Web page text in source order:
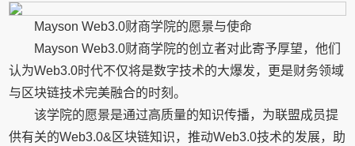
Mayson Web3.0财商学院的愿景与使命
Mayson Web3.0财商学院的创立者对此寄予厚望，他们
认为Web3.0时代不仅将是数字技术的大爆发，更是财务领域
与区块链技术完美融合的时刻。
该学院的愿景是通过高质量的知识传播，为联盟成员提
供有关的Web3.0&区块链知识，推动Web3.0技术的发展，助